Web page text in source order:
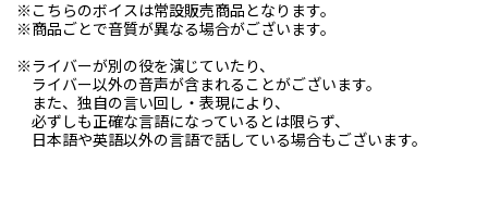
※こちらのボイスは常設販売商品となります。
※商品ごとで音質が異なる場合がございます。
※ライバーが別の役を演じていたり、
ライバー以外の音声が含まれることがございます。
また、独自の言い回し・表現により、
必ずしも正確な言語になっているとは限らず、
日本語や英語以外の言語で話している場合もございます。